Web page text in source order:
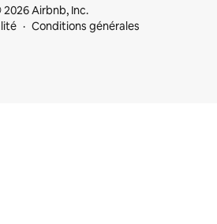
Airbnb, Inc.
Conditions générales